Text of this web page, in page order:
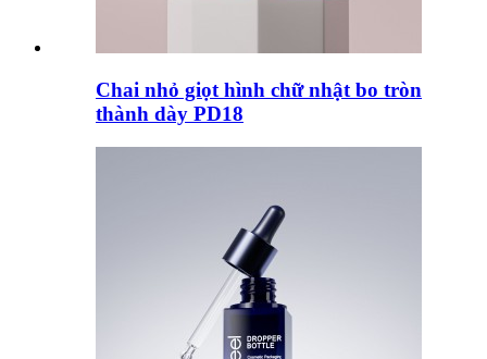
Chai nhỏ giọt hình chữ nhật bo tròn
thành dày PD18